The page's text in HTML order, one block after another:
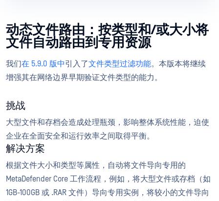
动态文件路由：按类型和/或大小将
文件自动路由到专用资源
我们在 5.9.0 版中引入了文件类型过滤功能。本版本将继续
增强其在网络边界早期验证文件类型的能力。
挑战
大型文件和存档会造成处理瓶颈，影响整体系统性能，迫使
企业在全面安全和运行效率之间取得平衡。
解决方案
根据文件大小和类型等属性，自动将文件导向专用的
MetaDefender Core 工作流程，例如，将大型文件或存档（如
1GB-100GB 或 .RAR 文件）导向专用实例，将较小的文件导向